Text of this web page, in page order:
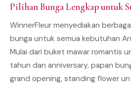
Pilihan Bunga Lengkap untuk
WinnerFleur menyediakan
bunga untuk semua kebutuhan
Mulai dari buket mawar romantis
tahun dan anniversary, papan
grand opening, standing flower